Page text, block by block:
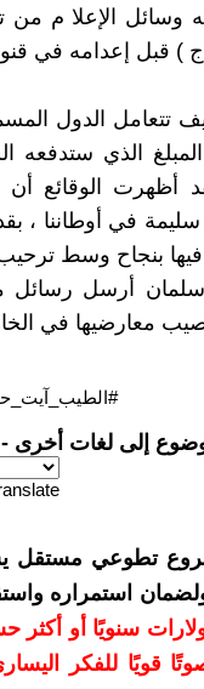
وسائل الإعلا م من
) قبل إعدامه في
تتعامل الدول
الذي ستدفعه
أظهرت الوقائع أن
في أوطاننا ،
فيها بنجاح وسط
سلمان أرسل رسائل
معارضيها في
إلى لغات أخرى -
تطوعي مستقل
استمراره
بمبلغ 10 دولارات
قويًا للفكر